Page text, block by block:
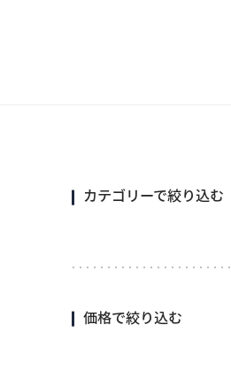
カテゴリーで絞り込む
価格で絞り込む